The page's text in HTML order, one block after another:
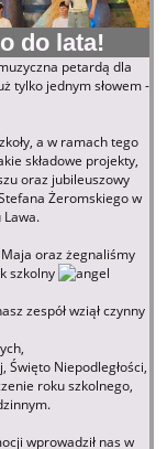
do lata!
petardą dla
tylko jednym słowem -
a w ramach tego
składowe projekty,
oraz jubileuszowy
Żeromskiego w
Lawa.
oraz żegnaliśmy
szkolny
zespół wziął czynny
Niepodległości,
roku szkolnego,
wprowadził nas w